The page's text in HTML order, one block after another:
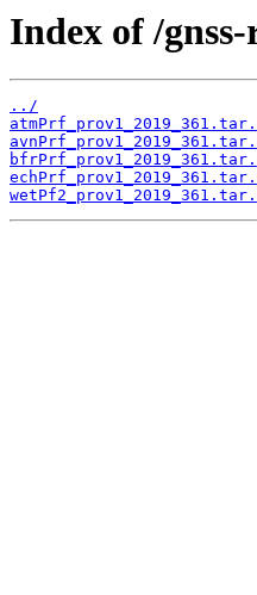
Index of /
../